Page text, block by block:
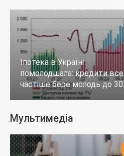
Іпотека в Україні
помолодшала: кредити все
частіше бере молодь до 30
років
Мультимедіа